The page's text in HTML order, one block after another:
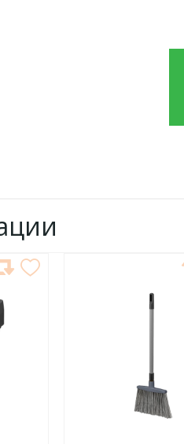
ИЗБРАННОЕ